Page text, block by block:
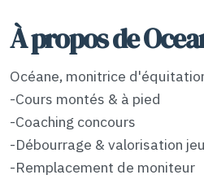
À propos de
Océane, monitrice
-Cours montés & à pied
-Coaching concours
-Débourrage & valorisation
-Remplacement de moniteur